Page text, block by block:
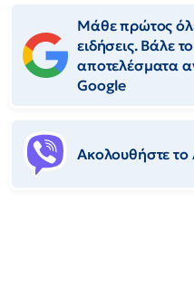
Μάθε πρώτος
ειδήσεις. Βάλε
αποτελέσματα
Google
Ακολουθήστε